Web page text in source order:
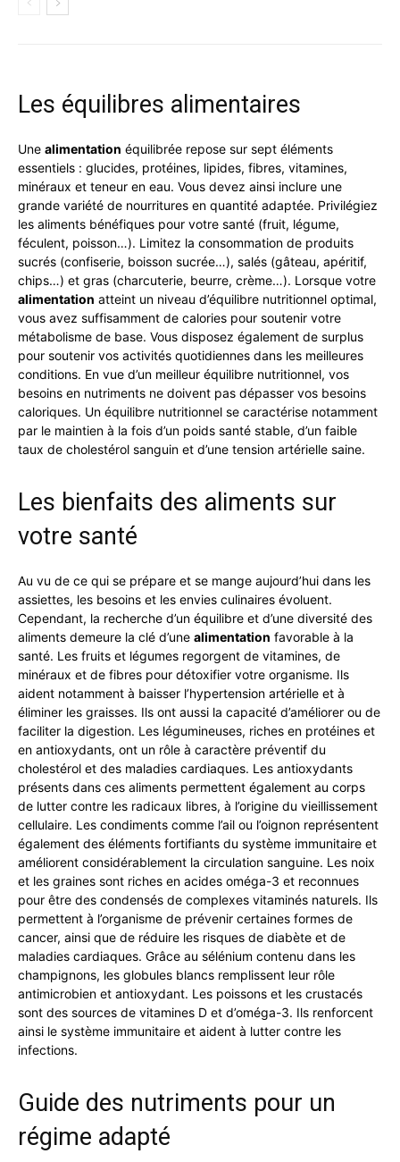
Les équilibres alimentaires
Une alimentation équilibrée repose sur sept éléments
essentiels : glucides, protéines, lipides, fibres, vitamines,
minéraux et teneur en eau. Vous devez ainsi inclure une
grande variété de nourritures en quantité adaptée. Privilégiez
les aliments bénéfiques pour votre santé (fruit, légume,
féculent, poisson…). Limitez la consommation de produits
sucrés (confiserie, boisson sucrée…), salés (gâteau, apéritif,
chips…) et gras (charcuterie, beurre, crème…). Lorsque votre
alimentation atteint un niveau d’équilibre nutritionnel optimal,
vous avez suffisamment de calories pour soutenir votre
métabolisme de base. Vous disposez également de surplus
pour soutenir vos activités quotidiennes dans les meilleures
conditions. En vue d’un meilleur équilibre nutritionnel, vos
besoins en nutriments ne doivent pas dépasser vos besoins
caloriques. Un équilibre nutritionnel se caractérise notamment
par le maintien à la fois d’un poids santé stable, d’un faible
taux de cholestérol sanguin et d’une tension artérielle saine.
Les bienfaits des aliments sur
votre santé
Au vu de ce qui se prépare et se mange aujourd’hui dans les
assiettes, les besoins et les envies culinaires évoluent.
Cependant, la recherche d’un équilibre et d’une diversité des
aliments demeure la clé d’une alimentation favorable à la
santé. Les fruits et légumes regorgent de vitamines, de
minéraux et de fibres pour détoxifier votre organisme. Ils
aident notamment à baisser l’hypertension artérielle et à
éliminer les graisses. Ils ont aussi la capacité d’améliorer ou de
faciliter la digestion. Les légumineuses, riches en protéines et
en antioxydants, ont un rôle à caractère préventif du
cholestérol et des maladies cardiaques. Les antioxydants
présents dans ces aliments permettent également au corps
de lutter contre les radicaux libres, à l’origine du vieillissement
cellulaire. Les condiments comme l’ail ou l’oignon représentent
également des éléments fortifiants du système immunitaire et
améliorent considérablement la circulation sanguine. Les noix
et les graines sont riches en acides oméga-3 et reconnues
pour être des condensés de complexes vitaminés naturels. Ils
permettent à l’organisme de prévenir certaines formes de
cancer, ainsi que de réduire les risques de diabète et de
maladies cardiaques. Grâce au sélénium contenu dans les
champignons, les globules blancs remplissent leur rôle
antimicrobien et antioxydant. Les poissons et les crustacés
sont des sources de vitamines D et d’oméga-3. Ils renforcent
ainsi le système immunitaire et aident à lutter contre les
infections.
Guide des nutriments pour un
régime adapté